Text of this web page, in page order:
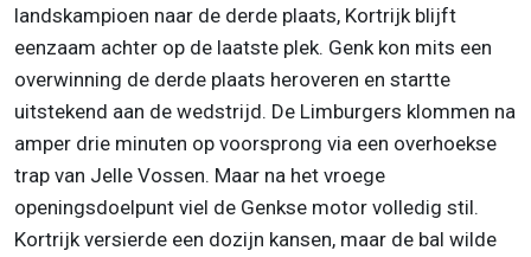
landskampioen naar de derde plaats, Kortrijk blijft
eenzaam achter op de laatste plek. Genk kon mits een
overwinning de derde plaats heroveren en startte
uitstekend aan de wedstrijd. De Limburgers klommen na
amper drie minuten op voorsprong via een overhoekse
trap van Jelle Vossen. Maar na het vroege
openingsdoelpunt viel de Genkse motor volledig stil.
Kortrijk versierde een dozijn kansen, maar de bal wilde